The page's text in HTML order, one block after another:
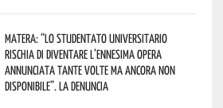
Matera: “Lo studentato universitario
rischia di diventare l’ennesima opera
annunciata tante volte ma ancora non
disponibile”. La denuncia